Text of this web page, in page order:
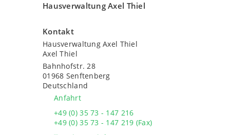
Hausverwaltung Axel Thiel
Kontakt
Hausverwaltung Axel Thiel
Axel Thiel
Bahnhofstr. 28
01968 Senftenberg
Deutschland
Anfahrt
+49 (0) 35 73 - 147 216
+49 (0) 35 73 - 147 219 (Fax)